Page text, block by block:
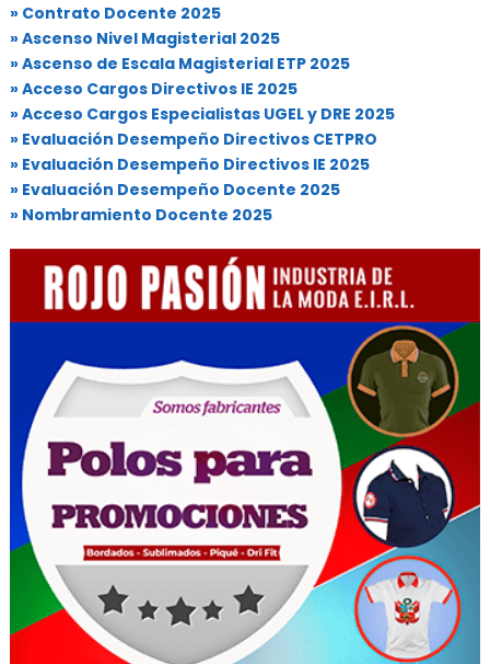
» Contrato Docente 2025
» Ascenso Nivel Magisterial 2025
» Ascenso de Escala Magisterial ETP 2025
» Acceso Cargos Directivos IE 2025
» Acceso Cargos Especialistas UGEL y DRE 2025
» Evaluación Desempeño Directivos CETPRO
» Evaluación Desempeño Directivos IE 2025
» Evaluación Desempeño Docente 2025
» Nombramiento Docente 2025